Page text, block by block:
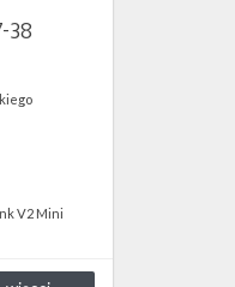
wV2 Mini